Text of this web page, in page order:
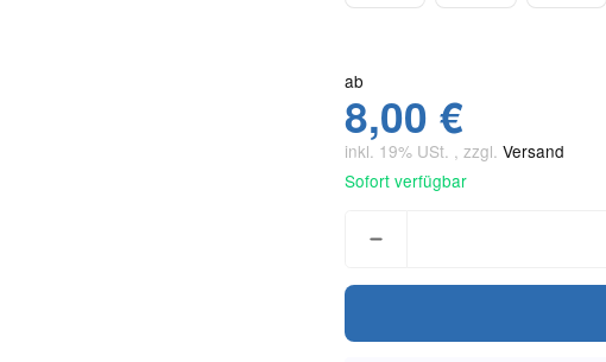
ab
8,00 €
inkl. 19% USt. , zzgl. Versand
Sofort verfügbar